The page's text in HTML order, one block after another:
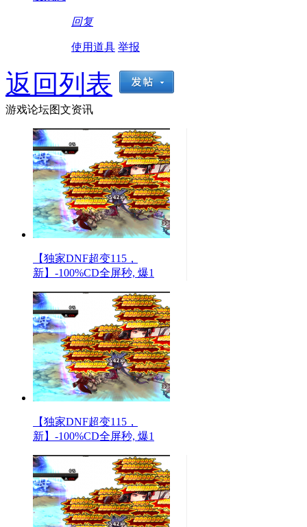
回复
使用道具 举报
返回列表
游戏论坛图文资讯
【独家DNF超变115，
新】-100%CD全屏秒, 爆1
【独家DNF超变115，
新】-100%CD全屏秒, 爆1